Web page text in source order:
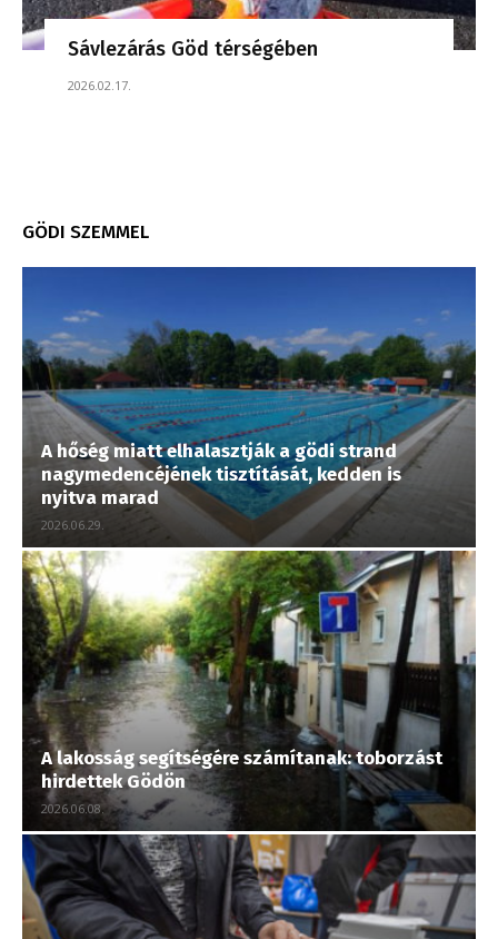
Sávlezárás Göd térségében
2026.02.17.
GÖDI SZEMMEL
A hőség miatt elhalasztják a gödi strand
nagymedencéjének tisztítását, kedden is
nyitva marad
2026.06.29.
A lakosság segítségére számítanak: toborzást
hirdettek Gödön
2026.06.08.